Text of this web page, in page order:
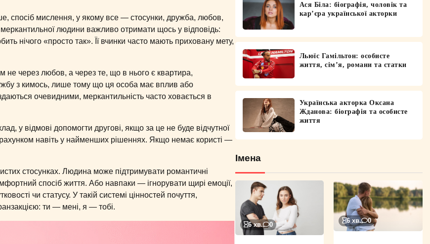
спосіб мислення, у якому все — стосунки, дружба, любов,
людини важливо отримати щось у відповідь:
нічого «просто так». Її вчинки часто мають приховану мету,
не через любов, а через те, що в нього є квартира,
з кимось, лише тому що ця особа має вплив або
очевидними, меркантильність часто ховається в
у відмові допомогти другові, якщо за це не буде відчутної
навіть у найменших рішеннях. Якщо немає користі —
стосунках. Людина може підтримувати романтичні
спосіб життя. Або навпаки — ігнорувати щирі емоції,
чи статусу. У такій системі цінностей почуття,
ти — мені, я — тобі.
Ася Біла: біографія, чоловік та
кар’єра української акторки
Льюїс Гамільтон: особисте
життя, сім’я, романи та статки
Українська акторка Оксана
Жданова: біографія та особисте
життя
Імена
6 хв. 0
6 хв. 0